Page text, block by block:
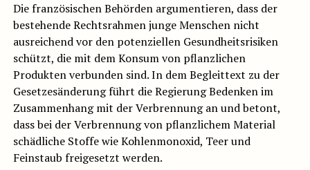
Die französischen Behörden argumentieren, dass der
bestehende Rechtsrahmen junge Menschen nicht
ausreichend vor den potenziellen Gesundheitsrisiken
schützt, die mit dem Konsum von pflanzlichen
Produkten verbunden sind. In dem Begleittext zu der
Gesetzesänderung führt die Regierung Bedenken im
Zusammenhang mit der Verbrennung an und betont,
dass bei der Verbrennung von pflanzlichem Material
schädliche Stoffe wie Kohlenmonoxid, Teer und
Feinstaub freigesetzt werden.